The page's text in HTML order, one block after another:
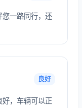
您一路同行，还
良好
好，车辆可以正